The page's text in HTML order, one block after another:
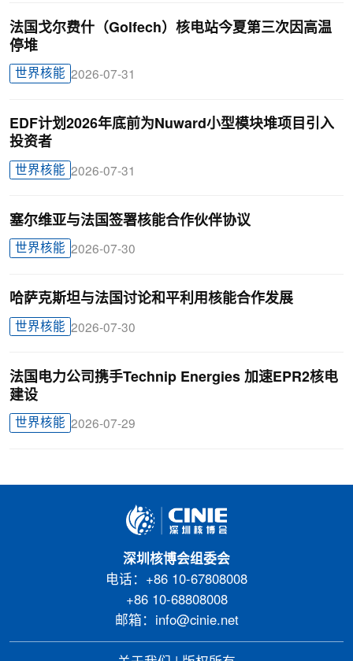
法国戈尔费什（Golfech）核电站今夏第三次因高温
停堆
世界核能 2026-07-31
EDF计划2026年底前为Nuward小型模块堆项目引入
投资者
世界核能 2026-07-31
塞尔维亚与法国签署核能合作伙伴协议
世界核能 2026-07-30
哈萨克斯坦与法国讨论和平利用核能合作发展
世界核能 2026-07-30
法国电力公司携手Technip Energies 加速EPR2核电
建设
世界核能 2026-07-29
深圳核博会组委会
电话：+86 10-67808008
+86 10-68808008
邮箱：info@cinie.net